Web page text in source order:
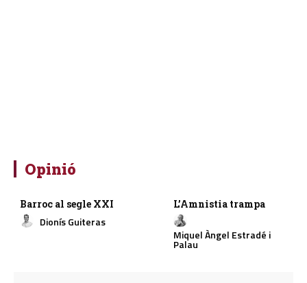
Opinió
Barroc al segle XXI
Dionís Guiteras
L’Amnistia trampa
Miquel Àngel Estradé i
Palau